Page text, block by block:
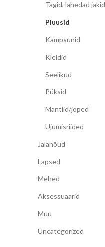
Tagid, lahedad jakid
Pluusid
Kampsunid
Kleidid
Seelikud
Püksid
Mantlid/joped
Ujumisriided
Jalanõud
Lapsed
Mehed
Aksessuaarid
Muu
Uncategorized